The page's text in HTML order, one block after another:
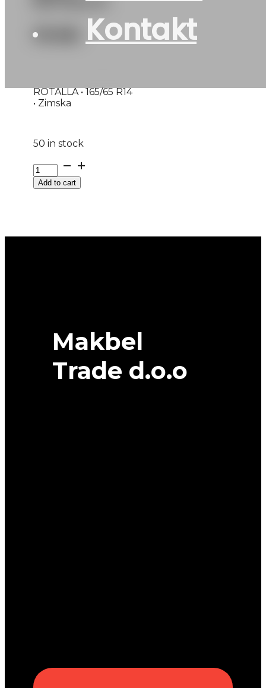
Kontakt
76
ROTALLA • 165/65 R14
• Zimska
50 in stock
G165/65R14
79T
SETULA
Add to cart
Makbel
Trade d.o.o